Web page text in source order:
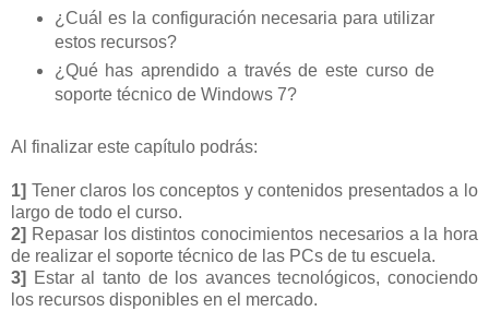
¿Cuál es la configuración necesaria para utilizar
estos recursos?
¿Qué has aprendido a través de este curso de
soporte técnico de Windows 7?
Al finalizar este capítulo podrás:
1] Tener claros los conceptos y contenidos presentados a lo
largo de todo el curso.
2] Repasar los distintos conocimientos necesarios a la hora
de realizar el soporte técnico de las PCs de tu escuela.
3]
Estar al tanto de los avances tecnológicos, conociendo
los recursos disponibles en el mercado.